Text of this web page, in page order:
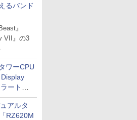
るバンド
』
VII』の3
ワーCPU
ートッ
載
アルタ
RZ620M